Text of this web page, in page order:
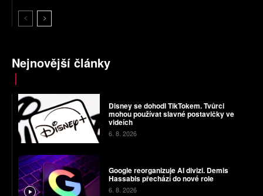
Nejnovější články
Disney se dohodl TikTokem. Tvůrci
mohou používat slavné postavičky ve
videích
6. 8. 2026
Google reorganizuje AI divizi. Demis
Hassabis přechází do nové role
6. 8. 2026